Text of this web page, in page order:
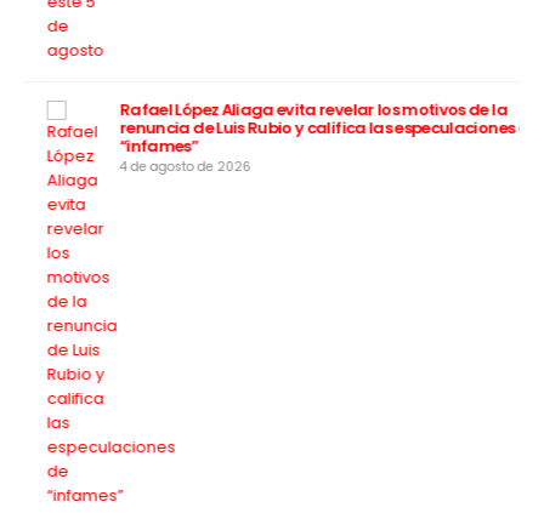
Rafael López Aliaga evita revelar los motivos de la
renuncia de Luis Rubio y califica las especulaciones de
“infames”
4 de agosto de 2026